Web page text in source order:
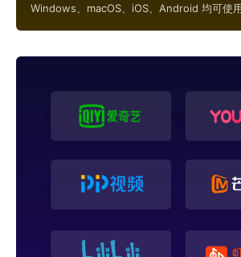
Windows、macOS、iOS、Android 均可使